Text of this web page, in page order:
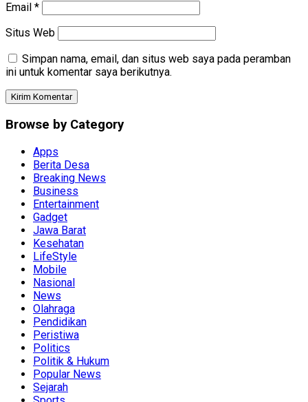
Email *
Situs Web
Simpan nama, email, dan situs web saya pada peramban
ini untuk komentar saya berikutnya.
Browse by Category
Apps
Berita Desa
Breaking News
Business
Entertainment
Gadget
Jawa Barat
Kesehatan
LifeStyle
Mobile
Nasional
News
Olahraga
Pendidikan
Peristiwa
Politics
Politik & Hukum
Popular News
Sejarah